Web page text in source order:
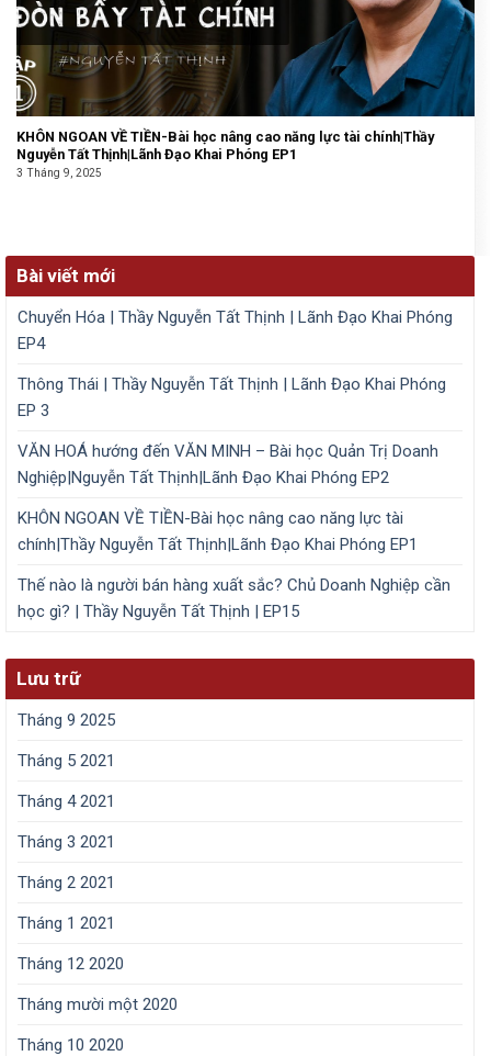
KHÔN NGOAN VỀ TIỀN-Bài học nâng cao năng lực tài chính|Thầy
Nguyễn Tất Thịnh|Lãnh Đạo Khai Phóng EP1
3 Tháng 9, 2025
Bài viết mới
Chuyển Hóa | Thầy Nguyễn Tất Thịnh | Lãnh Đạo Khai Phóng
EP4
Thông Thái | Thầy Nguyễn Tất Thịnh | Lãnh Đạo Khai Phóng
EP 3
VĂN HOÁ hướng đến VĂN MINH – Bài học Quản Trị Doanh
Nghiệp|Nguyễn Tất Thịnh|Lãnh Đạo Khai Phóng EP2
KHÔN NGOAN VỀ TIỀN-Bài học nâng cao năng lực tài
chính|Thầy Nguyễn Tất Thịnh|Lãnh Đạo Khai Phóng EP1
Thế nào là người bán hàng xuất sắc? Chủ Doanh Nghiệp cần
học gì? | Thầy Nguyễn Tất Thịnh | EP15
Lưu trữ
Tháng 9 2025
Tháng 5 2021
Tháng 4 2021
Tháng 3 2021
Tháng 2 2021
Tháng 1 2021
Tháng 12 2020
Tháng mười một 2020
Tháng 10 2020